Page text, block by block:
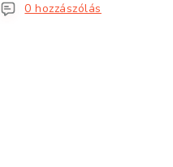
0 hozzászólás